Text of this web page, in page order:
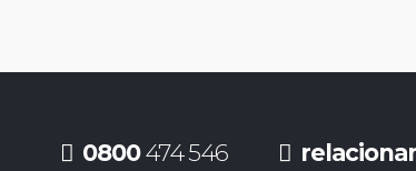
0800474 546